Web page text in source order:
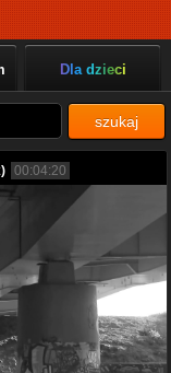
Dla dzieci
szukaj
00:04:20